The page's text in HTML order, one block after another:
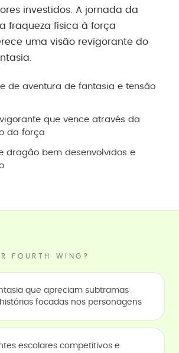
investidos. A jornada da
fraqueza física à força
uma visão revigorante do
de aventura de fantasia e tensão
que vence através da
da força
dragão bem desenvolvidos e
FOURTH WING?
que apreciam subtramas
focadas nos personagens
escolares competitivos e